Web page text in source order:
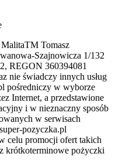
Tomasz
Szajnowicza 1/132
REGON 360394081
nie świadczy innych usług
pośredniczy w wyborze
Internet, a przedstawione
i w nieznaczny sposób
w serwisach
pozyczka.pl
celu promocji ofert takich
krótkoterminowe pożyczki